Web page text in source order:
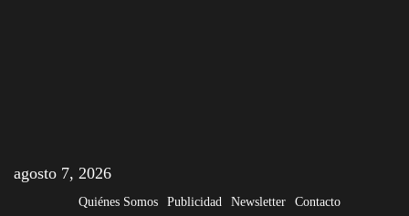
agosto 7, 2026
Quiénes Somos Publicidad Newsletter Contacto